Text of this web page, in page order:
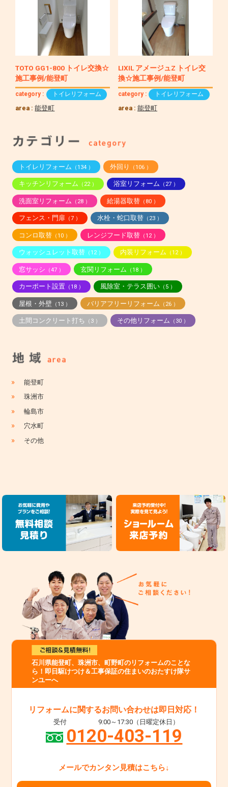
TOTO GG1-800 トイレ交換☆
施工事例/能登町
category : トイレリフォーム
area :能登町
LIXIL アメージュZ トイレ交
換☆施工事例/能登町
category : トイレリフォーム
area :能登町
トイレリフォーム （134 ） 外回り （106 ）
キッチンリフォーム （22 ） 浴室リフォーム （27 ）
洗面室リフォーム （28 ） 給湯器取替（80 ）
フェンス・門扉（7 ） 水栓・蛇口取替（23 ）
コンロ取替（10 ） レンジフード取替（12 ）
ウォッシュレット取替（12 ） 内装リフォーム （12 ）
窓サッシ （47 ） 玄関リフォーム （18 ）
カーポート設置（18 ） 風除室・テラス囲い（5 ）
屋根・外壁（13 ） バリアフリーリフォーム （26 ）
土間コンクリート打ち （3 ） その他リフォーム （30 ）
» 能登町
» 珠洲市
» 輪島市
» 穴水町
» その他
石川県能登町、珠洲市、町野町のリフォームのことな
ら！即日駆けつけ＆工事保証の住まいのおたすけ隊サ
ンユーへ
リフォームに関するお問い合わせは即日対応！
受付 9:00～17:30（日曜定休日）
0120-403-119
メールでカンタン見積はこちら↓